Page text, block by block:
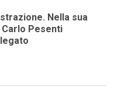
Nella sua
Carlo Pesenti